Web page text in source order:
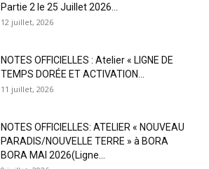
Partie 2 le 25 Juillet 2026...
12 juillet, 2026
NOTES OFFICIELLES : Atelier « LIGNE DE
TEMPS DORÉE ET ACTIVATION...
11 juillet, 2026
NOTES OFFICIELLES: ATELIER « NOUVEAU
PARADIS/NOUVELLE TERRE » à BORA
BORA MAI 2026(Ligne...